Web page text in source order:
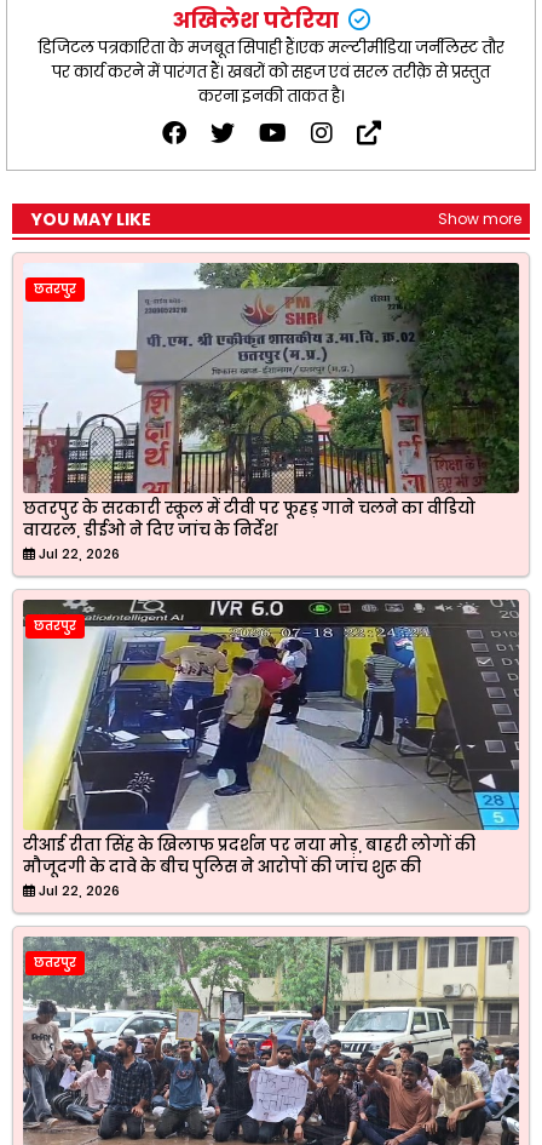
अखिलेश पटेरिया
डिजिटल पत्रकारिता के मजबूत सिपाही हैं।एक मल्टीमीडिया जर्नलिस्ट तौर
पर कार्य करने में पारंगत हैं। खबरों को सहज एवं सरल तरीक़े से प्रस्तुत
करना इनकी ताकत है।
YOU MAY LIKE Show more
छतरपुर
छतरपुर के सरकारी स्कूल में टीवी पर फूहड़ गाने चलने का वीडियो
वायरल, डीईओ ने दिए जांच के निर्देश
Jul 22, 2026
छतरपुर
टीआई रीता सिंह के खिलाफ प्रदर्शन पर नया मोड़, बाहरी लोगों की
मौजूदगी के दावे के बीच पुलिस ने आरोपों की जांच शुरू की
Jul 22, 2026
छतरपुर